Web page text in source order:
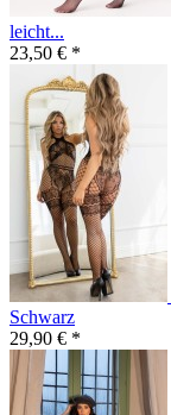
leicht...
23,50 € *
Schwarz
29,90 € *